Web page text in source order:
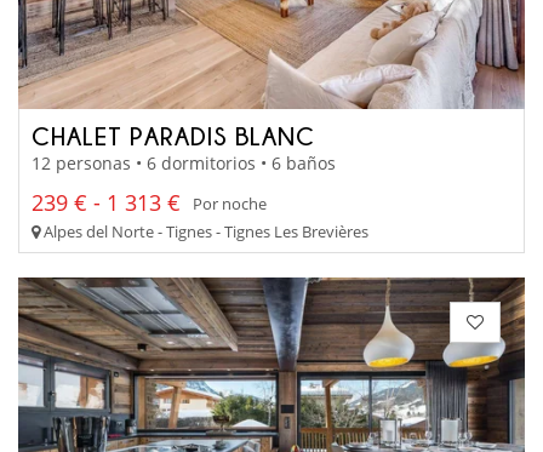
CHALET PARADIS BLANC
12 personas • 6 dormitorios • 6 baños
239 € - 1 313 €
Por noche
Alpes del Norte - Tignes - Tignes Les Brevières